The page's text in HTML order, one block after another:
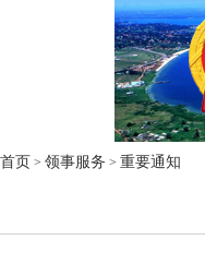
首页 > 领事服务 > 重要通知